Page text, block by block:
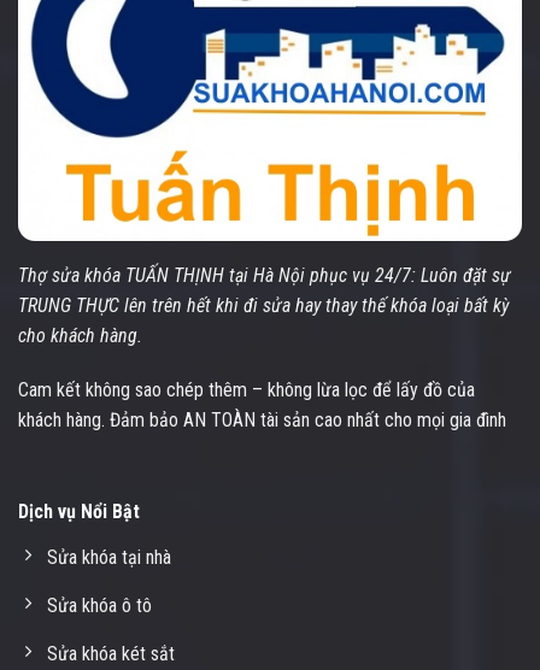
Thợ sửa khóa TUẤN THỊNH tại Hà Nội phục vụ 24/7: Luôn đặt sự
TRUNG THỰC lên trên hết khi đi sửa hay thay thế khóa loại bất kỳ
cho khách hàng.
Cam kết không sao chép thêm – không lừa lọc để lấy đồ của
khách hàng. Đảm bảo AN TOÀN tài sản cao nhất cho mọi gia đình
Dịch vụ Nổi Bật
Sửa khóa tại nhà
Sửa khóa ô tô
Sửa khóa két sắt